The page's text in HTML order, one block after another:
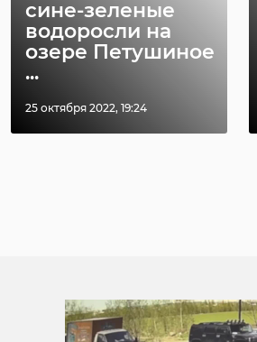
сине-зеленые
водоросли на
озере Петушиное
...
25 октября 2022, 19:24